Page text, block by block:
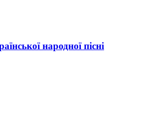
народної пісні